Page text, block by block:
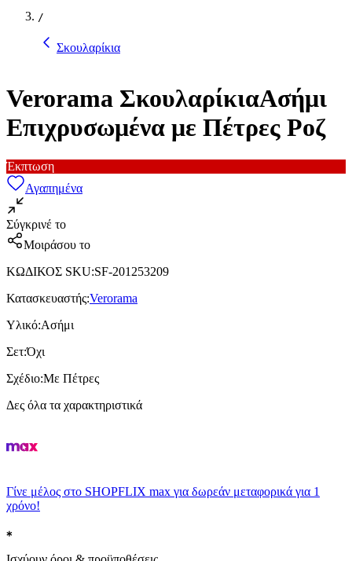
/
Σκουλαρίκια
Verorama ΣκουλαρίκιαΑσήμι
Επιχρυσωμένα με Πέτρες Ροζ
Έκπτωση
Αγαπημένα
Σύγκρινέ το
Μοιράσου το
ΚΩΔΙΚΟΣ SKU:SF-201253209
Κατασκευαστής:Verorama
Υλικό:Ασήμι
Σετ:Όχι
Σχέδιο:Με Πέτρες
Δες όλα τα χαρακτηριστικά
Γίνε μέλος στο SHOPFLIX max για δωρεάν μεταφορικά για 1
χρόνο!